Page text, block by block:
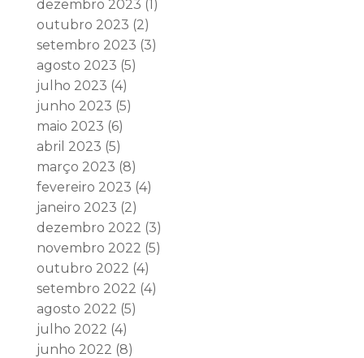
dezembro 2023 (1)
outubro 2023 (2)
setembro 2023 (3)
agosto 2023 (5)
julho 2023 (4)
junho 2023 (5)
maio 2023 (6)
abril 2023 (5)
março 2023 (8)
fevereiro 2023 (4)
janeiro 2023 (2)
dezembro 2022 (3)
novembro 2022 (5)
outubro 2022 (4)
setembro 2022 (4)
agosto 2022 (5)
julho 2022 (4)
junho 2022 (8)